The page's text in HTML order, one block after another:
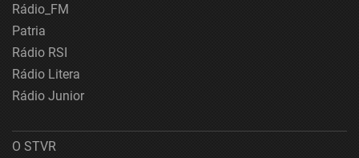
Rádio_FM
Patria
Rádio RSI
Rádio Litera
Rádio Junior
O STVR